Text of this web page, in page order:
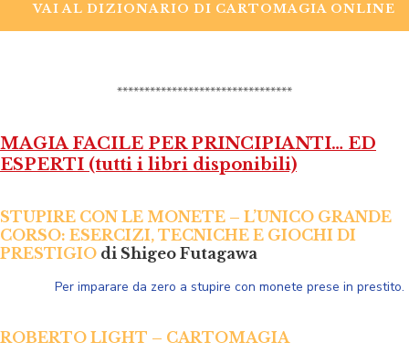
VAI AL DIZIONARIO DI CARTOMAGIA ONLINE
********************************
MAGIA FACILE PER PRINCIPIANTI… ED
ESPERTI (tutti i libri disponibili)
STUPIRE CON LE MONETE – L’UNICO GRANDE
CORSO: ESERCIZI, TECNICHE E GIOCHI DI
PRESTIGIO di Shigeo Futagawa
Per imparare da zero a stupire con monete prese in prestito.
ROBERTO LIGHT – CARTOMAGIA